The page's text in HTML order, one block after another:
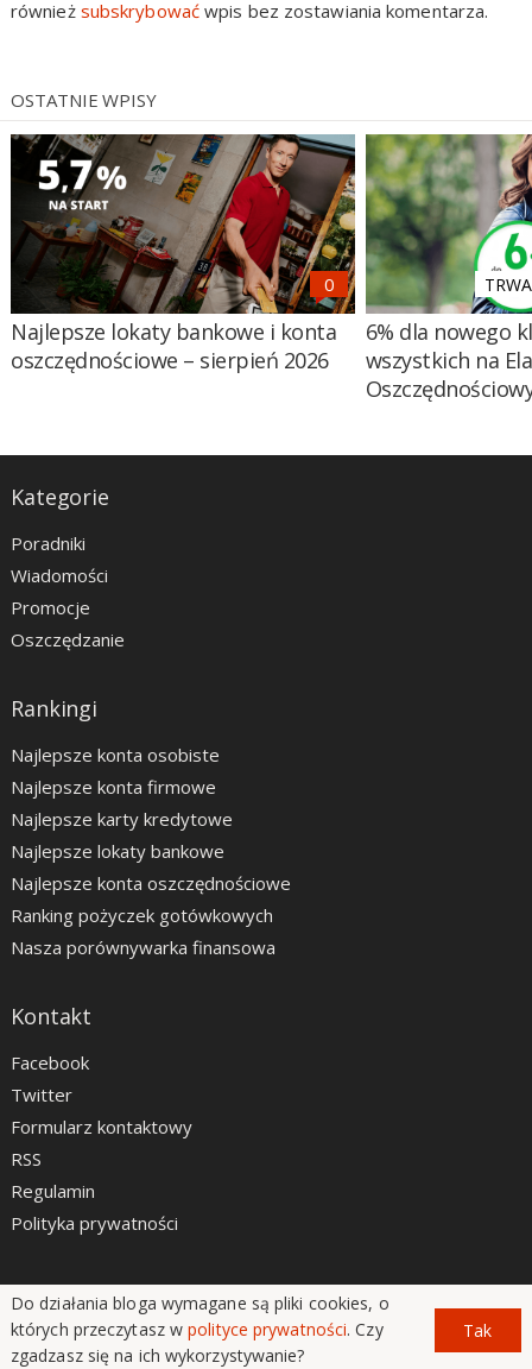
również subskrybowaćwpis bez zostawiania komentarza.
OSTATNIE WPISY
Najlepsze lokaty bankowe i konta
oszczędnościowe – sierpień 2026
6% dla nowego
wszystkich na
Kategorie
Poradniki
Wiadomości
Promocje
Oszczędzanie
Rankingi
Najlepsze konta osobiste
Najlepsze konta firmowe
Najlepsze karty kredytowe
Najlepsze lokaty bankowe
Najlepsze konta oszczędnościowe
Ranking pożyczek gotówkowych
Nasza porównywarka finansowa
Kontakt
Facebook
Twitter
Formularz kontaktowy
RSS
Regulamin
Polityka prywatności
LiveSmarter.pl © 2012 - 2026
Do działania bloga wymagane są pliki cookies, o
których przeczytasz wpolityce prywatności. Czy
zgadzasz się na ich wykorzystywanie?
Tak